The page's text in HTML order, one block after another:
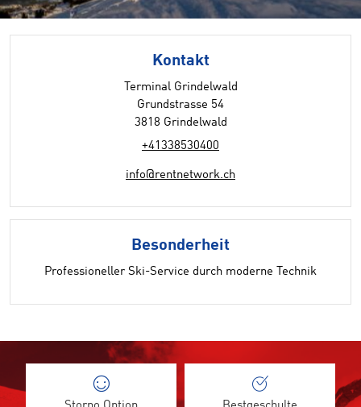
Kontakt
Terminal Grindelwald
Grundstrasse 54
3818 Grindelwald
+41338530400
info@rentnetwork.ch
Besonderheit
Professioneller Ski-Service durch moderne Technik